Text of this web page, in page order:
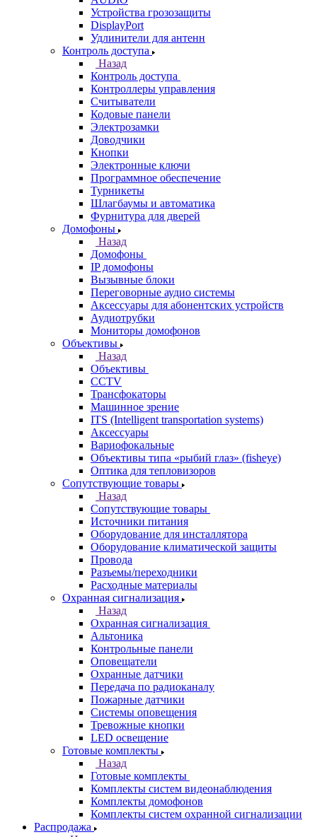
Устройства грозозащиты
DisplayPort
Удлинители для антенн
Контроль доступа
Назад
Контроль доступа
Контроллеры управления
Считыватели
Кодовые панели
Электрозамки
Доводчики
Кнопки
Электронные ключи
Программное обеспечение
Турникеты
Шлагбаумы и автоматика
Фурнитура для дверей
Домофоны
Назад
Домофоны
IP домофоны
Вызывные блоки
Переговорные аудио системы
Аксессуары для абонентских устройств
Аудиотрубки
Мониторы домофонов
Объективы
Назад
Объективы
CCTV
Трансфокаторы
Машинное зрение
ITS (Intelligent transportation systems)
Аксессуары
Вариофокальные
Объективы типа «рыбий глаз» (fisheye)
Оптика для тепловизоров
Сопутствующие товары
Назад
Сопутствующие товары
Источники питания
Оборудование для инсталлятора
Оборудование климатической защиты
Провода
Разъемы/переходники
Расходные материалы
Охранная сигнализация
Назад
Охранная сигнализация
Альтоника
Контрольные панели
Оповещатели
Охранные датчики
Передача по радиоканалу
Пожарные датчики
Системы оповещения
Тревожные кнопки
LED освещение
Готовые комплекты
Назад
Готовые комплекты
Комплекты систем видеонаблюдения
Комплекты домофонов
Комплекты систем охранной сигнализации
Распродажа